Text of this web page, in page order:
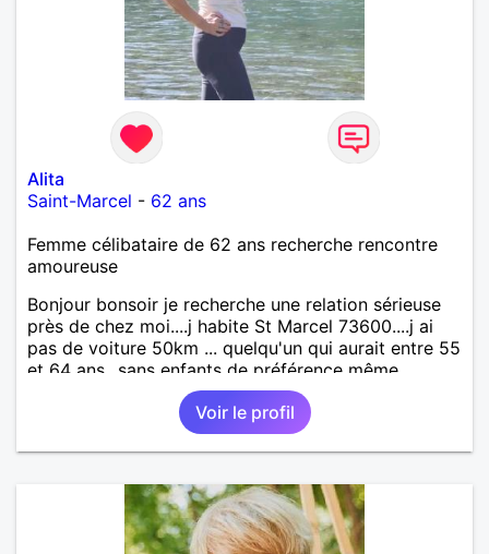
Alita
Saint-Marcel - 62 ans
Femme célibataire de 62 ans recherche rencontre
amoureuse
Bonjour bonsoir je recherche une relation sérieuse
près de chez moi....j habite St Marcel 73600....j ai
pas de voiture 50km ... quelqu'un qui aurait entre 55
et 64 ans...sans enfants de préférence même
adultes et qui n aurait garder aucun contact avec
une où plusieurs ex...si vous correspondez à ma
recherche ecrivez moi je vous répondrai...
Voir le profil